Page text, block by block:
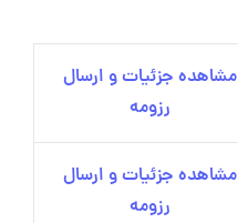
مشاهده جزئیات و ارسال
رزومه
مشاهده جزئیات و ارسال
رزومه